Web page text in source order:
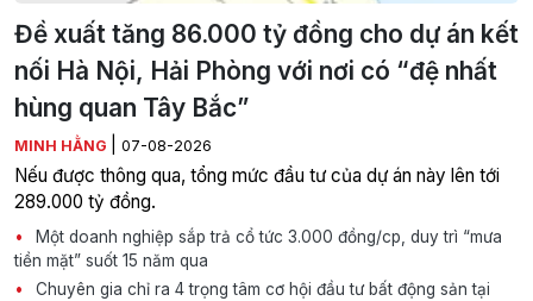
Đề xuất tăng 86.000 tỷ đồng cho dự án kết
nối Hà Nội, Hải Phòng với nơi có “đệ nhất
hùng quan Tây Bắc”
MINH HẰNG 07-08-2026
Nếu được thông qua, tổng mức đầu tư của dự án này lên tới
289.000 tỷ đồng.
Một doanh nghiệp sắp trả cổ tức 3.000 đồng/cp, duy trì “mưa
tiền mặt” suốt 15 năm qua
Chuyên gia chỉ ra 4 trọng tâm cơ hội đầu tư bất động sản tại